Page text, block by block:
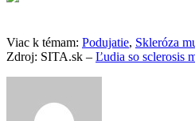
Viac k témam: Podujatie, Skleróza
Zdroj: SITA.sk – Ľudia so sclerosis